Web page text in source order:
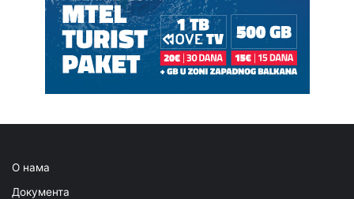
О нама
Документа